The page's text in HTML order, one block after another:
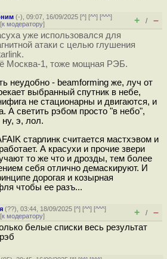
(-), 09:07, 16/09/2025 [^] [^^] [^^^]
к модератору] + / –
уже использовался для
атаки с целью глушения
Москва-1, тоже мощная РЭБ.
неудобно - beamforming же, луч от
выбранный спутник в небе,
не стационарны и двигаются, и
А светить рэбом просто "в небо",
э, лол.
старлинк считается мастхэвом и
А красухи и прочие звери
то же что и дрозды, тем более
себя отлично демаскируют. И
дорогая и козырная
чтобы ее разъ...
(??), 03:44, 18/09/2025 [^] [^^] [^^^]
к модератору] + / –
белые списки весь результат